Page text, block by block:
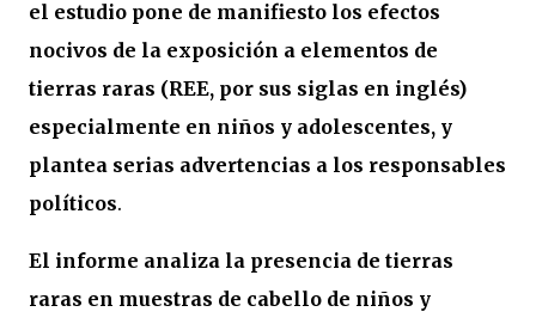
el estudio pone de manifiesto los efectos
nocivos de la exposición a elementos de
tierras raras (REE, por sus siglas en inglés)
especialmente en niños y adolescentes, y
plantea serias advertencias a los responsables
políticos.
El informe analiza la presencia de tierras
raras en muestras de cabello de niños y